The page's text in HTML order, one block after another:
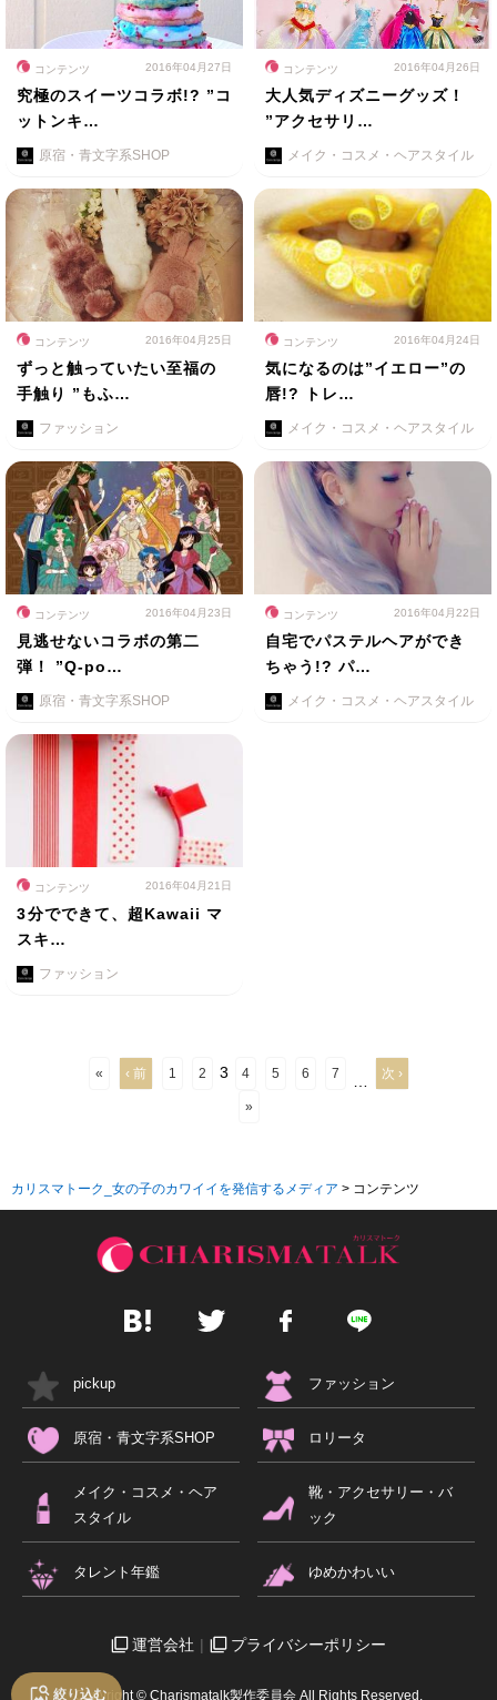
絞り込む
コンテンツ 2016年04月27日
究極のスイーツコラボ!? ”コ
ットンキ…
原宿・青文字系SHOP
コンテンツ 2016年04月26日
大人気ディズニーグッズ！
”アクセサリ…
メイク・コスメ・ヘアスタイル
コンテンツ 2016年04月25日
ずっと触っていたい至福の
手触り ”もふ…
ファッション
コンテンツ 2016年04月24日
気になるのは”イエロー”の
唇!? トレ…
メイク・コスメ・ヘアスタイル
コンテンツ 2016年04月23日
見逃せないコラボの第二
弾！ ”Q-po…
原宿・青文字系SHOP
コンテンツ 2016年04月22日
自宅でパステルヘアができ
ちゃう!? パ…
メイク・コスメ・ヘアスタイル
コンテンツ 2016年04月21日
3分でできて、超Kawaii マ
スキ…
ファッション
« ‹ 前 1 2 3 4 5 6 7 次 ›
»
カリスマトーク_女の子のカワイイを発信するメディア > コンテンツ
pickup ファッション
原宿・青文字系SHOP ロリータ
メイク・コスメ・ヘア
スタイル
靴・アクセサリー・バ
ック
タレント年鑑 ゆめかわいい
運営会社 プライバシーポリシー
Copyright © Charismatalk製作委員会 All Rights Reserved.